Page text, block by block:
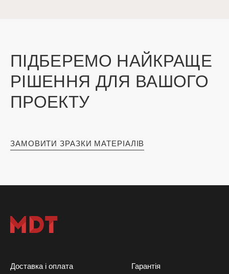
ПІДБЕРЕМО НАЙКРАЩЕ
РІШЕННЯ ДЛЯ ВАШОГО
ПРОЕКТУ
ЗАМОВИТИ ЗРАЗКИ МАТЕРІАЛІВ
Доставка і оплата Гарантія